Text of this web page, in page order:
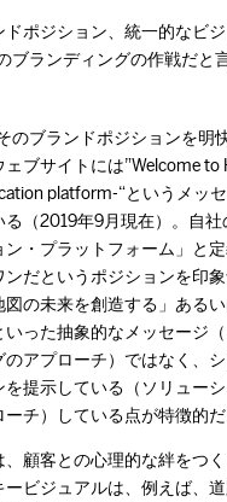
ドポジション、統一的なビ
ブランディングの作戦だと
のブランドポジションを明
ブサイトには”Welcome to
platform-“というメッ
る（2019年9月現在）。自
ン・プラットフォーム」と
だというポジションを印象
図の未来を創造する」ある
いった抽象的なメッセージ
のアプローチ）ではなく、
を提示している（ソリュー
チ）している点が特徴的だ
、顧客との心理的な絆をつ
ービジュアルは、例えば、